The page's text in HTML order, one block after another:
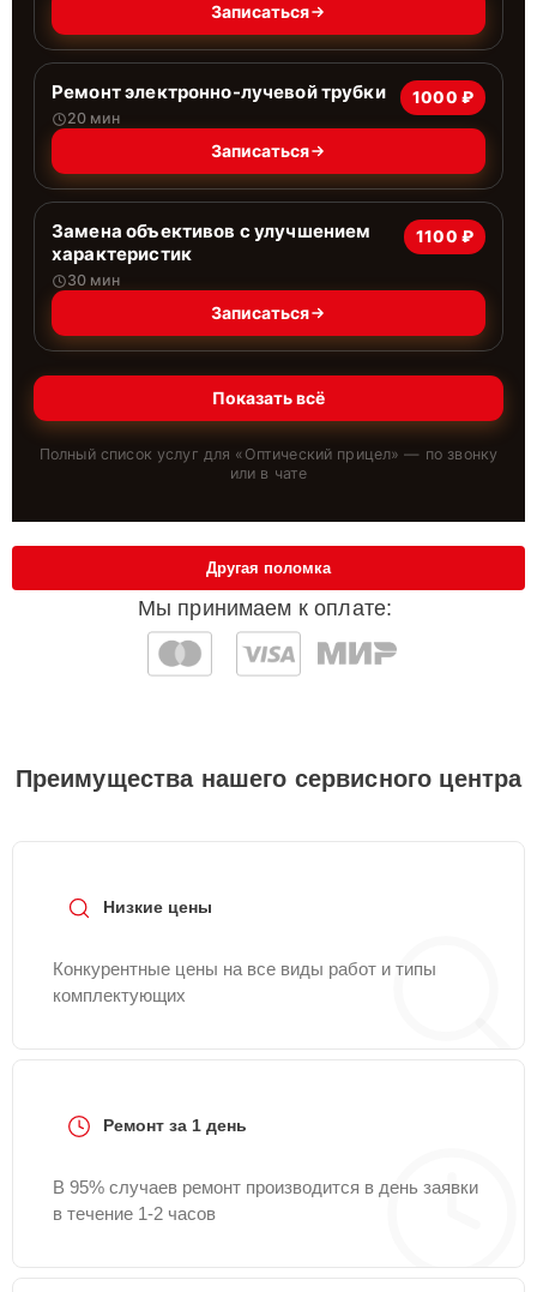
Записаться
Ремонт электронно-лучевой трубки
20 мин
1000 ₽
Записаться
Замена объективов с улучшением
характеристик
30 мин
1100 ₽
Записаться
Показать всё
Полный список услуг для « Оптический прицел» — по звонку
или в чате
Мы принимаем к оплате:
Другая поломка
Преимущества нашего сервисного центра
Низкие цены
Конкурентные цены на все виды работ и типы
комплектующих
Ремонт за 1 день
В 95% случаев ремонт производится в день заявки
в течение 1-2 часов